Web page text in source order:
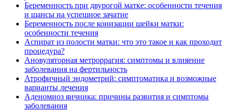
Беременность при двурогой матке: особенности течения
и шансы на успешное зачатие
Беременность после конизации шейки матки:
особенности течения
Аспират из полости матки: что это такое и как проходит
процедура?
Ановуляторная метроррагия: симптомы и влияение
заболевания на фертильность
Атрофичный эндометрий: симптоматика и возможные
варианты лечения
Аденомиоз яичника: причины развития и симптомы
заболевания